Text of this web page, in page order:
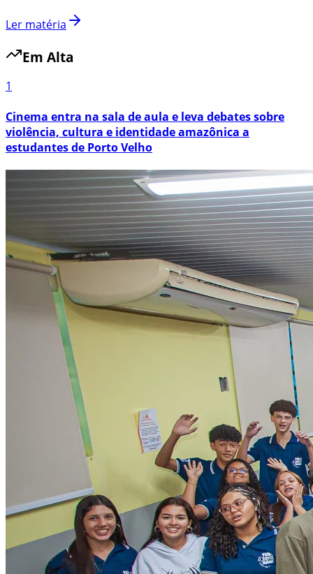
Ler matéria
Em Alta
1
Cinema entra na sala de aula e leva debates sobre
violência, cultura e identidade amazônica a
estudantes de Porto Velho